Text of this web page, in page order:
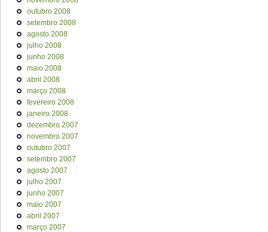
outubro 2008
setembro 2008
agosto 2008
julho 2008
junho 2008
maio 2008
abril 2008
março 2008
fevereiro 2008
janeiro 2008
dezembro 2007
novembro 2007
outubro 2007
setembro 2007
agosto 2007
julho 2007
junho 2007
maio 2007
abril 2007
março 2007